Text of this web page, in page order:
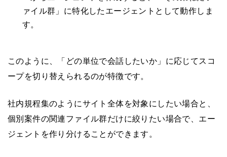
ァイル群」に特化したエージェントとして動作しま
す。
このように、「どの単位で会話したいか」に応じてスコ
ープを切り替えられるのが特徴です。
社内規程集のようにサイト全体を対象にしたい場合と、
個別案件の関連ファイル群だけに絞りたい場合で、エー
ジェントを作り分けることができます。